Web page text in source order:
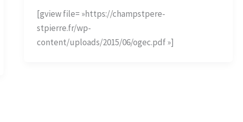
[gview file= »https://champstpere-
stpierre.fr/wp-
content/uploads/2015/06/ogec.pdf »]